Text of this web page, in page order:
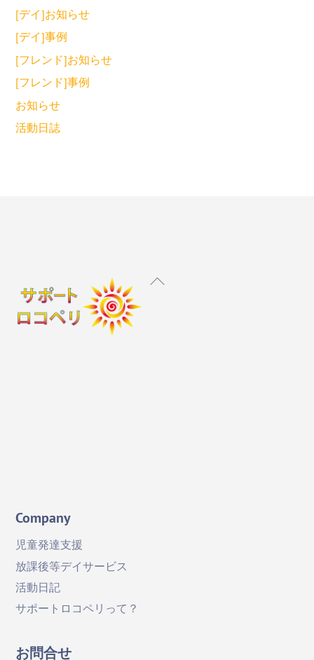
[デイ]お知らせ
[デイ]事例
[フレンド]お知らせ
[フレンド]事例
お知らせ
活動日誌
Back
Company
児童発達支援
放課後等デイサービス
活動日記
サポートロコペリって？
お問合せ